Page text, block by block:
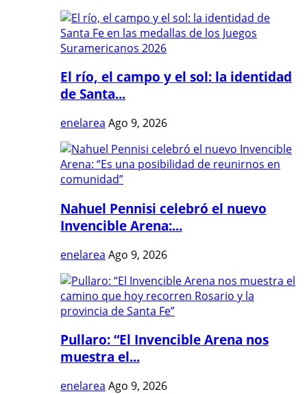
El río, el campo y el sol: la identidad
de Santa...
enelarea Ago 9, 2026
Nahuel Pennisi celebró el nuevo
Invencible Arena:...
enelarea Ago 9, 2026
Pullaro: “El Invencible Arena nos
muestra el...
enelarea Ago 9, 2026